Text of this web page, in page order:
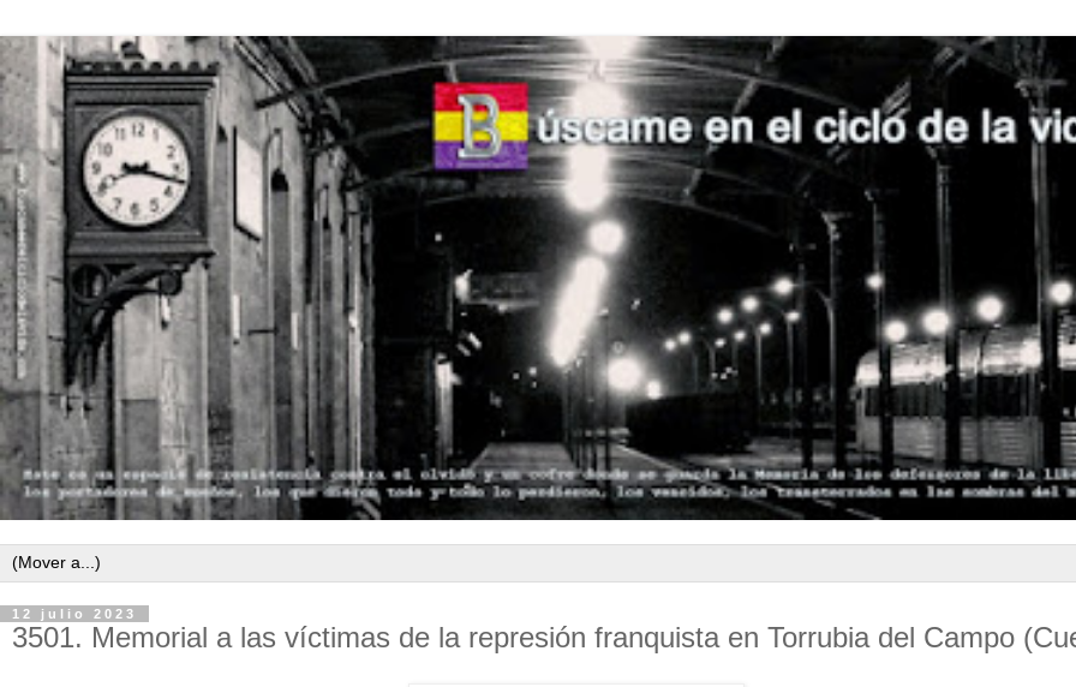
12 julio 2023
3501. Memorial a las víctimas de la represión franquista en Torrubia del Campo